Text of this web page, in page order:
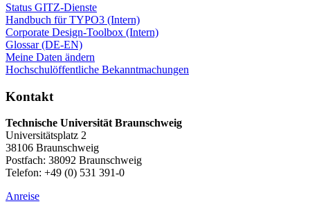
Status GITZ-Dienste
Handbuch für TYPO3 (Intern)
Corporate Design-Toolbox (Intern)
Glossar (DE-EN)
Meine Daten ändern
Hochschulöffentliche Bekanntmachungen
Kontakt
Technische Universität Braunschweig
Universitätsplatz 2
38106 Braunschweig
Postfach: 38092 Braunschweig
Telefon: +49 (0) 531 391-0
Anreise